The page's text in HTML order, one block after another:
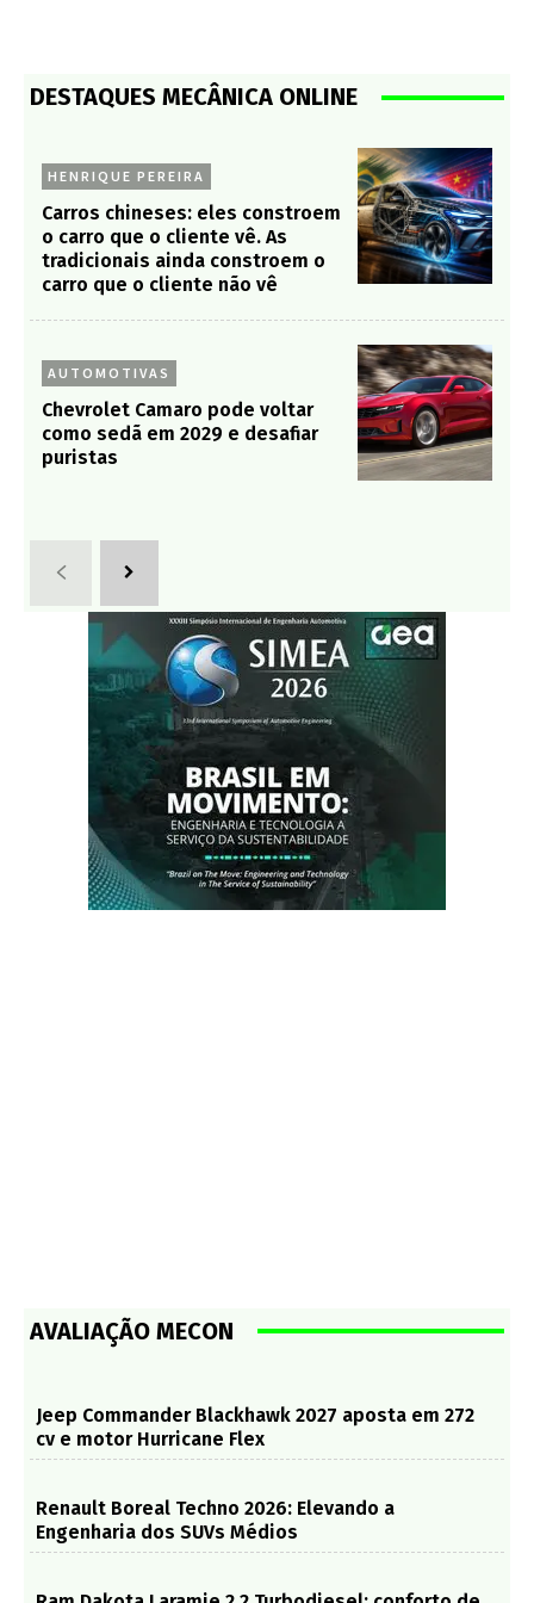
DESTAQUES MECÂNICA ONLINE
HENRIQUE PEREIRA
Carros chineses: eles constroem
o carro que o cliente vê. As
tradicionais ainda constroem o
carro que o cliente não vê
AUTOMOTIVAS
Chevrolet Camaro pode voltar
como sedã em 2029 e desafiar
puristas
AVALIAÇÃO MECON
Jeep Commander Blackhawk 2027 aposta em 272
cv e motor Hurricane Flex
Renault Boreal Techno 2026: Elevando a
Engenharia dos SUVs Médios